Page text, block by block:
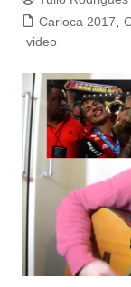
Carioca 2017
video